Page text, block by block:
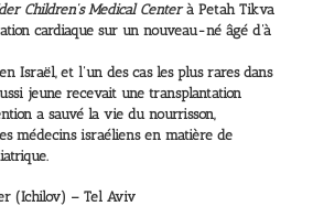
Children’s Medical Centerà Petah Tikva
cardiaque sur un nouveau-né âgé d’à
Israël, et l’un des cas les plus rares dans
jeune recevait une transplantation
a sauvé la vie du nourrisson,
médecins israéliens en matière de
(Ichilov) – Tel Aviv